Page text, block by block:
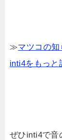
≫マツコの
inti4をもっと
ぜひinti4で音